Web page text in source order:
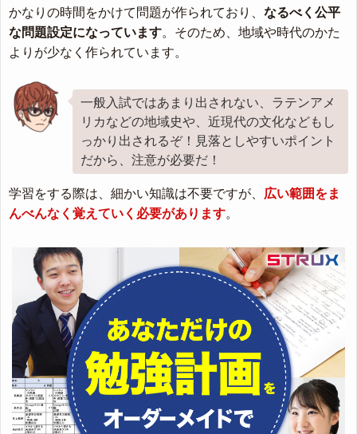
かなりの時間をかけて問題が作られており、 なるべく公平
な問題設定になっています。そのため、地域や時代のかた
よりが少なく作られています。
一般入試ではあまり出されない、ラテンアメ
リカなどの地域史や、近現代の文化などもし
っかり出されるぞ！見落としやすいポイント
だから、注意が必要だ！
学習をする際は、細かい知識は不要ですが、 広い範囲をま
んべんなく覚えていく必要があります。